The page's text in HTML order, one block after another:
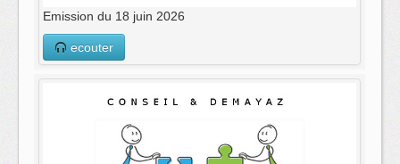
Emission du 18 juin 2026
ecouter